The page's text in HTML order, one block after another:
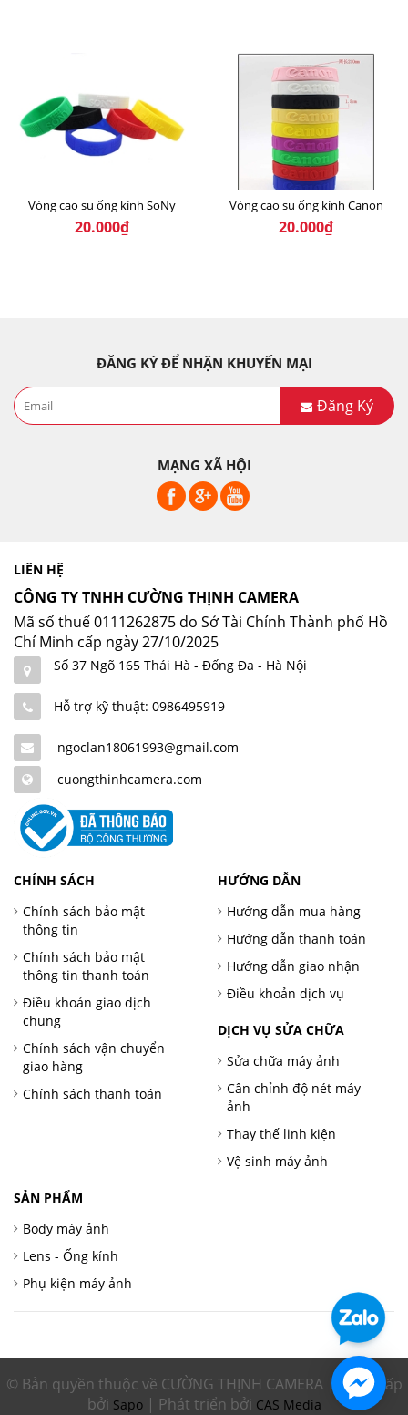
Vòng cao su ống kính SoNy
20.000₫
Vòng cao su ống kính Canon
20.000₫
ĐĂNG KÝ ĐỂ NHẬN KHUYẾN MẠI
Đăng Ký
MẠNG XÃ HỘI
LIÊN HỆ
CÔNG TY TNHH CƯỜNG THỊNH CAMERA
Mã số thuế 0111262875 do Sở Tài Chính Thành phố Hồ
Chí Minh cấp ngày 27/10/2025
Số 37 Ngõ 165 Thái Hà - Đống Đa - Hà Nội
Hỗ trợ kỹ thuật: 0986495919
ngoclan18061993@gmail.com
cuongthinhcamera.com
CHÍNH SÁCH
Chính sách bảo mật
thông tin
Chính sách bảo mật
thông tin thanh toán
Điều khoản giao dịch
chung
Chính sách vận chuyển
giao hàng
Chính sách thanh toán
HƯỚNG DẪN
Hướng dẫn mua hàng
Hướng dẫn thanh toán
Hướng dẫn giao nhận
Điều khoản dịch vụ
DỊCH VỤ SỬA CHỮA
Sửa chữa máy ảnh
Cân chỉnh độ nét máy
ảnh
Thay thế linh kiện
Vệ sinh máy ảnh
SẢN PHẨM
Body máy ảnh
Lens - Ống kính
Phụ kiện máy ảnh
© Bản quyền thuộc về CƯỜNG THỊNH CAMERA | Cung cấp
bởi Sapo| Phát triển bởi CAS Media